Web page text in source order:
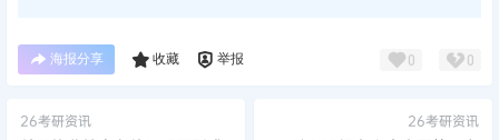
海报分享 收藏 举报 0 0
26考研资讯 26考研资讯